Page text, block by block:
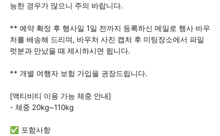
능한 경우가 많으니 주의 바랍니다.
** 예약 확정 후 행사일 1일 전까지 등록하신 메일로 행사 바우
처를 배송해 드리며, 바우처 사진 캡처 후 미팅장소에서 파일
럿분과 만났을 때 제시하시면 됩니다.
** 개별 여행자 보험 가입을 권장드립니다.
[액티비티 이용 가능 체중 안내]
- 체중 20kg~110kg
✅ 포함사항